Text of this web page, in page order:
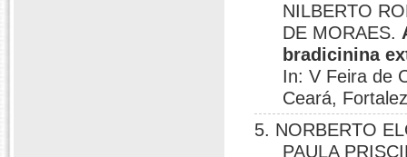
NILBERTO
DE MORAES.
bradicinina
In: V Feira de
Ceará,
5. NORBERTO
PAULA